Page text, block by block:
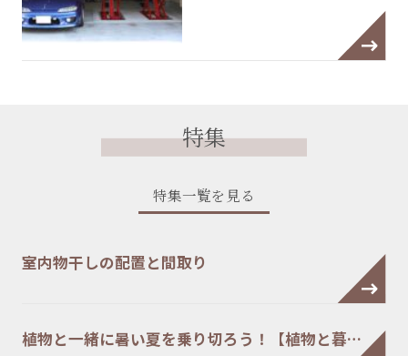
特集
特集一覧を見る
室内物干しの配置と間取り
植物と一緒に暑い夏を乗り切ろう！【植物と暮…